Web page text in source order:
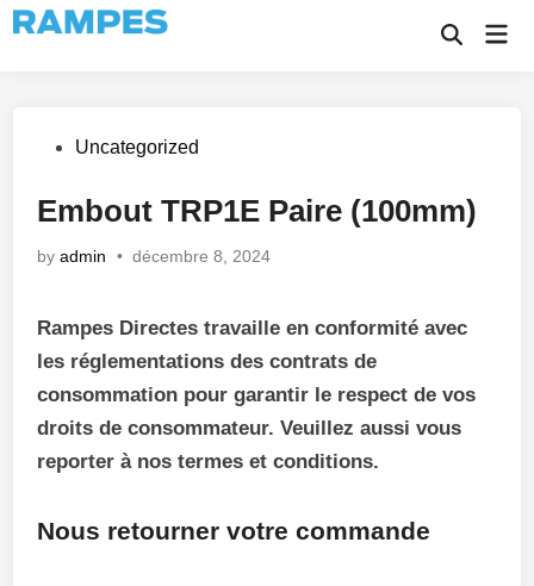
Skip
to
Open
PostedUncategorized
Embout TRP1E Paire (100mm)
byadmin • décembre 8, 2024
Rampes Directes travaille en conformité avec
les réglementations des contrats de
consommation pour garantir le respect de vos
droits de consommateur. Veuillez aussi vous
reporter à nos termes et conditions.
Nous retourner votre commande